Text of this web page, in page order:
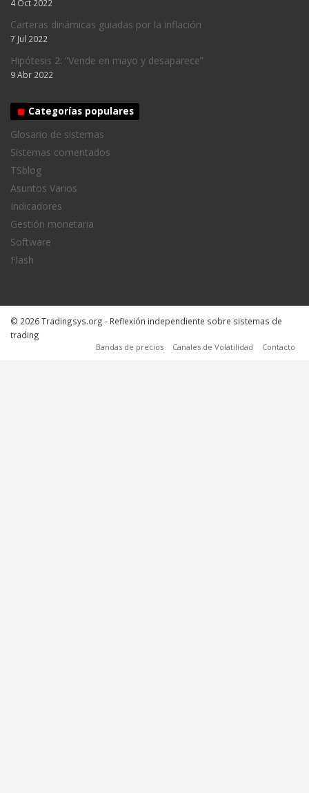
4 Oct 2022
Carteras dinámicas guiadas por la inflación
7 Jul 2022
Hipótesis 2: “Vende en mayo y desaparece”
9 Abr 2022
Categorías populares
Glosario de sistemas
Sistemas comentados
TSblog
Asuntos Varios
Indicadores
Gestión monetaria
Software
Flash
© 2026 Tradingsys.org - Reflexión independiente sobre sistemas de
trading
Bandas de precios Canales de Volatilidad Contacto